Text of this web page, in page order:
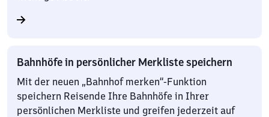
Bahnhöfe in persönlicher Merkliste speichern
Mit der neuen „Bahnhof merken“-Funktion
speichern Reisende Ihre Bahnhöfe in Ihrer
persönlichen Merkliste und greifen jederzeit auf